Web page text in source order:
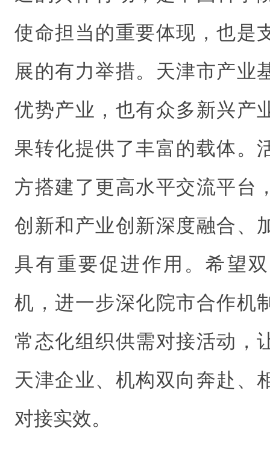
使命担当的重要体现，也是
展的有力举措。天津市产业
优势产业，也有众多新兴产
果转化提供了丰富的载体。
方搭建了更高水平交流平台
创新和产业创新深度融合、
具有重要促进作用。希望
机，进一步深化院市合作机
常态化组织供需对接活动，
天津企业、机构双向奔赴、
对接实效。